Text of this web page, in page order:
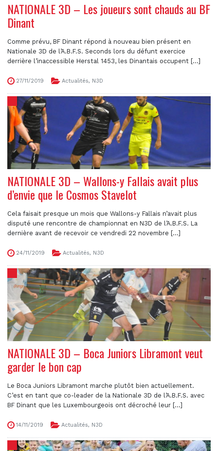
NATIONALE 3D – Les joueurs sont chauds au BF
Dinant
Comme prévu, BF Dinant répond à nouveau bien présent en
Nationale 3D de l’A.B.F.S. Seconds lors du défunt exercice
derrière l’inaccessible Herstal 1453, les Dinantais occupent [...]
27/11/2019 Actualités, N3D
NATIONALE 3D – Wallons-y Fallais avait plus
d’envie que le Cosmos Stavelot
Cela faisait presque un mois que Wallons-y Fallais n’avait plus
disputé une rencontre de championnat en N3D de l’A.B.F.S. La
dernière avant de recevoir ce vendredi 22 novembre [...]
24/11/2019 Actualités, N3D
NATIONALE 3D – Boca Juniors Libramont veut
garder le bon cap
Le Boca Juniors Libramont marche plutôt bien actuellement.
C’est en tant que co-leader de la Nationale 3D de l’A.B.F.S. avec
BF Dinant que les Luxembourgeois ont décroché leur [...]
14/11/2019 Actualités, N3D